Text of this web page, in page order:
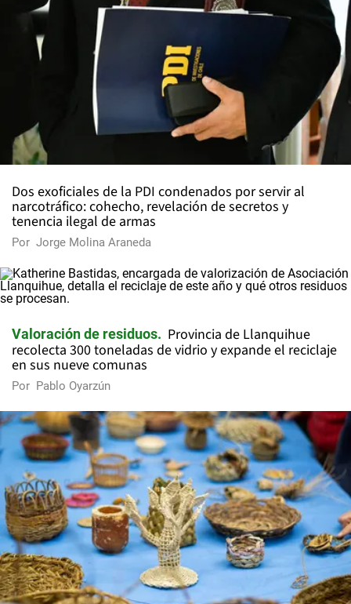
Dos exoficiales de la PDI condenados por servir al
narcotráfico: cohecho, revelación de secretos y
tenencia ilegal de armas
Por Jorge Molina Araneda
Valoración de residuos
Provincia de Llanquihue
recolecta 300 toneladas de vidrio y expande el reciclaje
en sus nueve comunas
Por Pablo Oyarzún